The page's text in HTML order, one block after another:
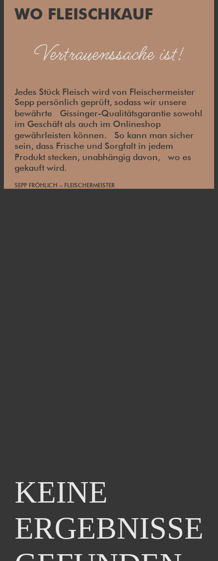
WO FLEISCHKAUF
Vertrauenssache ist!
Jedes Stück Fleisch wird von Fleischermeister
Sepp persönlich geprüft, sodass wir unsere
bewährte Gissinger-Qualitätsgarantie sowohl
im Geschäft als auch im Onlineshop
gewährleisten können. So kann man sicher
sein, dass Frische und Sorgfalt in jedem
Produkt stecken, unabhängig davon, wo es
gekauft wird.
SEPP FRÖHLICH – FLEISCHERMEISTER
KEINE
ERGEBNISSE